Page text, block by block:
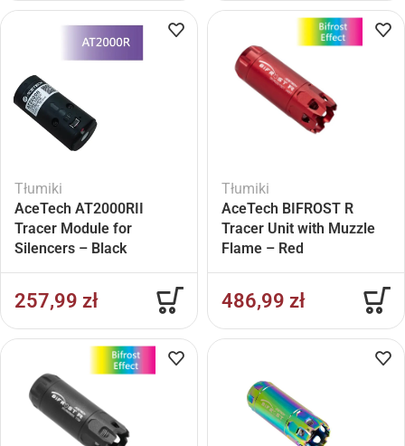
Tłumiki
AceTech AT2000RII
Tracer Module for
Silencers – Black
257,99 zł
Tłumiki
AceTech BIFROST R
Tracer Unit with Muzzle
Flame – Red
486,99 zł